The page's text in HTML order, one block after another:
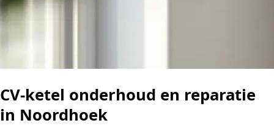
CV-ketel onderhoud en reparatie
in Noordhoek